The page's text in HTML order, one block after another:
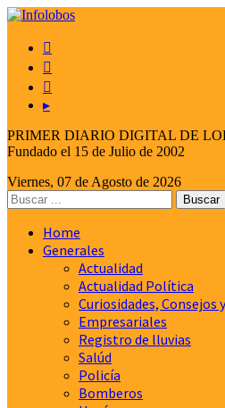



▸
PRIMER DIARIO DIGITAL DE
Fundado el 15 de Julio de 2002
Viernes, 07 de Agosto de 2026
Home
Generales
Actualidad
Actualidad Política
Curiosidades, Consejos
Empresariales
Registro de lluvias
Salúd
Policía
Bomberos